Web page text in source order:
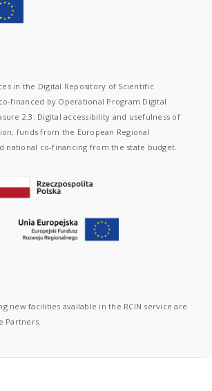
in the Digital Repository of Scientific
financed by Operational Program Digital
2.3: Digital accessibility and usefulness of
funds from the European Regional
national co-financing from the state budget.
new facilities available in the RCIN service are
Partners.